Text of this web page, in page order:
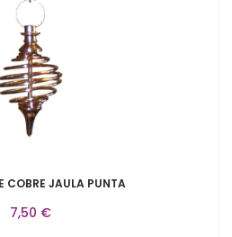
COBRE JAULA PUNTA
7,50 €